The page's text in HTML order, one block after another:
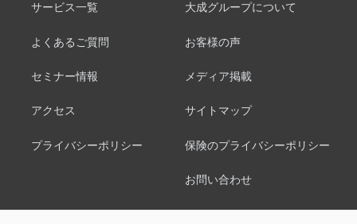
サービス一覧 大成グループについて
よくあるご質問 お客様の声
セミナー情報 メディア掲載
アクセス サイトマップ
プライバシーポリシー 保険のプライバシーポリシー
お問い合わせ